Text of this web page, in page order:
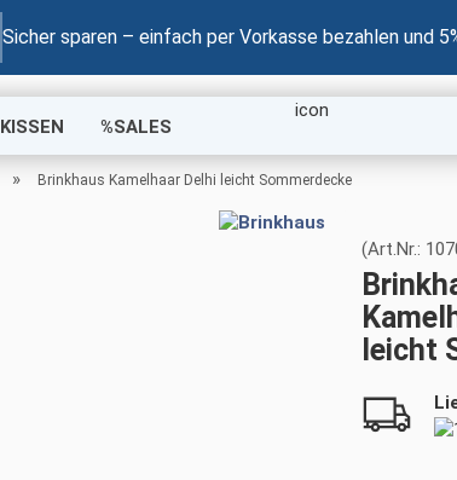
Suche...
Sicher sparen – einfach per Vorkasse bezahlen und
KISSEN %SALES
» Brinkhaus Kamelhaar Delhi leicht Sommerdecke
(Art.Nr.:
leicht